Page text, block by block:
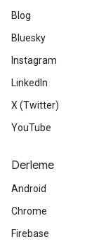
Blog
Bluesky
Instagram
LinkedIn
X (Twitter)
YouTube
Derleme
Android
Chrome
Firebase